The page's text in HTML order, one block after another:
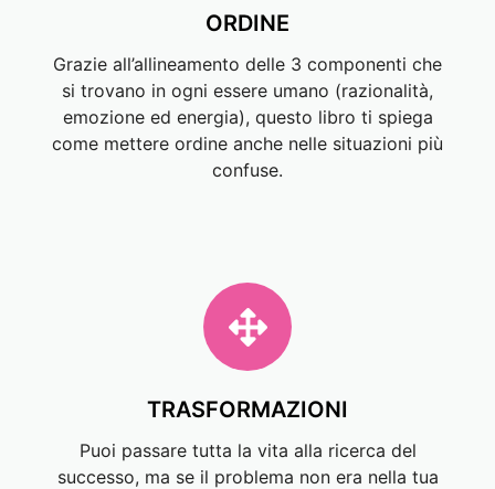
ORDINE
Grazie all’allineamento delle 3 componenti che
si trovano in ogni essere umano (razionalità,
emozione ed energia), questo libro ti spiega
come mettere ordine anche nelle situazioni più
confuse.
TRASFORMAZIONI
Puoi passare tutta la vita alla ricerca del
successo, ma se il problema non era nella tua